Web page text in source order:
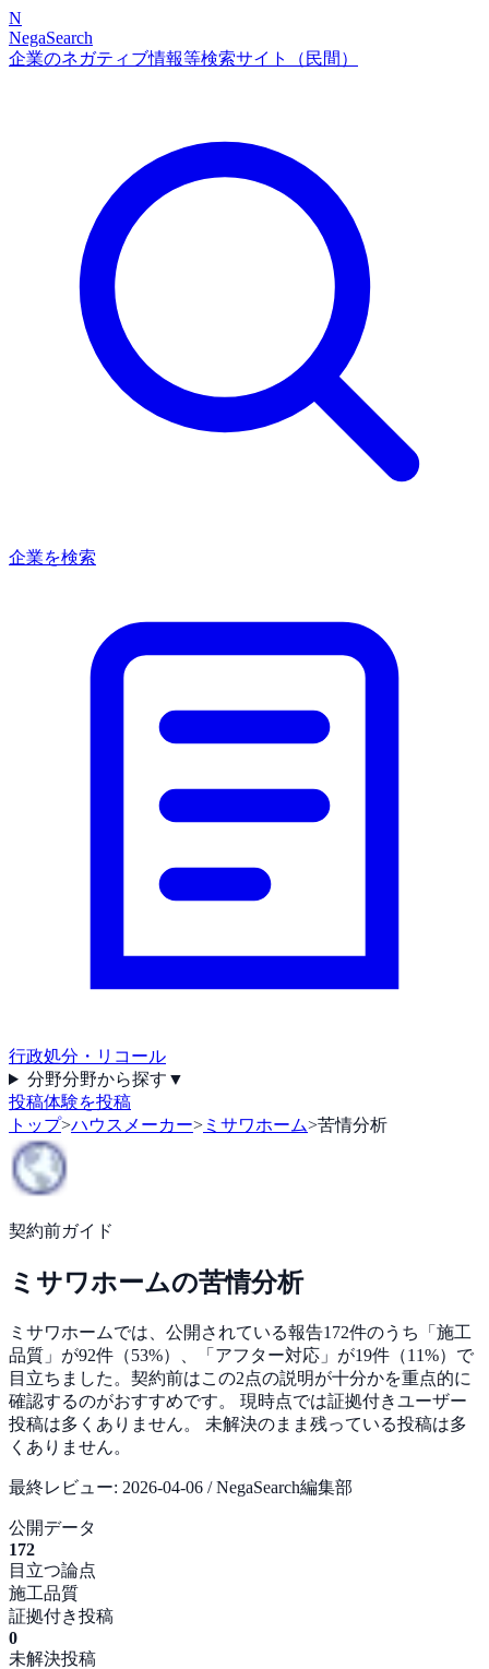
N
NegaSearch
企業のネガティブ情報等検索サイト（民間）
企業を検索
行政処分・リコール
分野分野から探す ▼
投稿体験を投稿
トップ>ハウスメーカー> ミサワホーム>苦情分析
契約前ガイド
ミサワホームの苦情分析
ミサワホームでは、公開されている報告172件のうち「施工
品質」が92件（53%）、「アフター対応」が19件（11%）で
目立ちました。契約前はこの2点の説明が十分かを重点的に
確認するのがおすすめです。 現時点では証拠付きユーザー
投稿は多くありません。 未解決のまま残っている投稿は多
くありません。
最終レビュー: 2026-04-06 / NegaSearch編集部
公開データ
172
目立つ論点
施工品質
証拠付き投稿
0
未解決投稿